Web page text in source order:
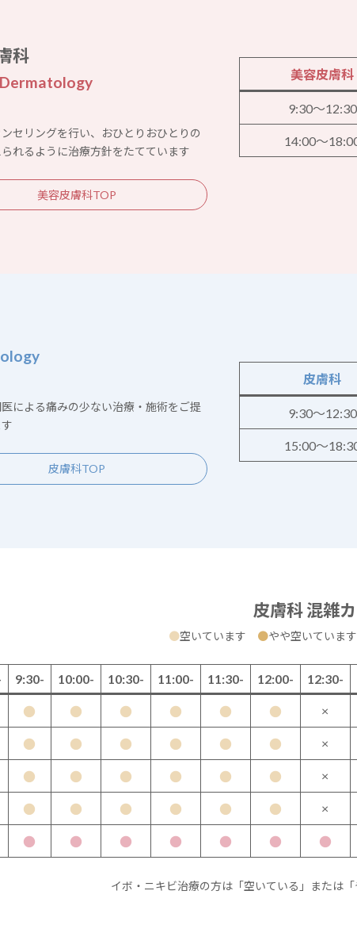
科
セリングを行い、おひとりおひとりの
れるように治療方針をたてています
美容皮膚科TOP
美容皮膚科
9:30～12:30
14:00～
による痛みの少ない治療・施術をご提
皮膚科TOP
皮膚科
9:30～12:30
15:00～
皮膚科 混雑
●空いています ●やや空いていま
9:30- 10:00- 10:30- 11:00- 11:30- 12:00- 12:30-
● ● ● ● ● ● ×
● ● ● ● ● ● ×
● ● ● ● ● ● ×
● ● ● ● ● ● ×
● ● ● ● ● ● ●
イボ・ニキビ治療の方は「空いている」または